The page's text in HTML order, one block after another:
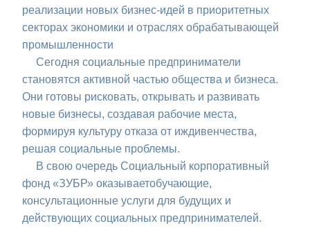
реализации новых бизнес-идей в приоритетных
секторах экономики и отраслях обрабатывающей
промышленности
Сегодня социальные предприниматели
становятся активной частью общества и бизнеса.
Они готовы рисковать, открывать и развивать
новые бизнесы, создавая рабочие места,
формируя культуру отказа от иждивенчества,
решая социальные проблемы.
В свою очередь Социальный корпоративный
фонд «ЗУБР» оказываетобучающие,
консультационные услуги для будущих и
действующих социальных предпринимателей.